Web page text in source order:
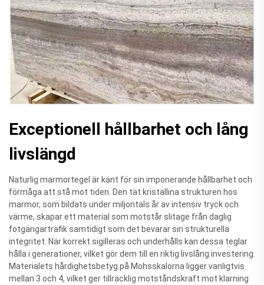
Exceptionell hållbarhet och lång
livslängd
Naturlig marmortegel är känt för sin imponerande hållbarhet och
förmåga att stå mot tiden. Den tät kristallina strukturen hos
marmor, som bildats under miljontals år av intensiv tryck och
värme, skapar ett material som motstår slitage från daglig
fotgängartrafik samtidigt som det bevarar sin strukturella
integritet. När korrekt sigilleras och underhålls kan dessa teglar
hålla i generationer, vilket gör dem till en riktig livslång investering.
Materialets hårdighetsbetyg på Mohsskalorna ligger vanligtvis
mellan 3 och 4, vilket ger tillräcklig motståndskraft mot klarning